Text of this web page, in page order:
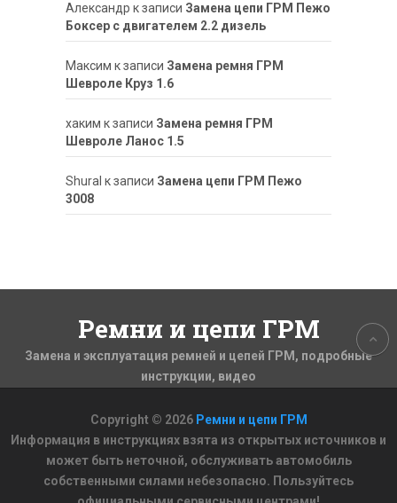
Александр к записи Замена цепи ГРМ Пежо
Боксер с двигателем 2.2 дизель
Максим к записи Замена ремня ГРМ
Шевроле Круз 1.6
хаким к записи Замена ремня ГРМ
Шевроле Ланос 1.5
ShuraI к записи Замена цепи ГРМ Пежо
3008
Ремни и цепи ГРМ
Замена и эксплуатация ремней и цепей ГРМ, подробные
инструкции, видео
Copyright © 2026 Ремни и цепи ГРМ
Информация в инструкциях взята из открытых источников и
может быть неточной, обслуживать автомобиль
собственными силами небезопасно. Пользуйтесь